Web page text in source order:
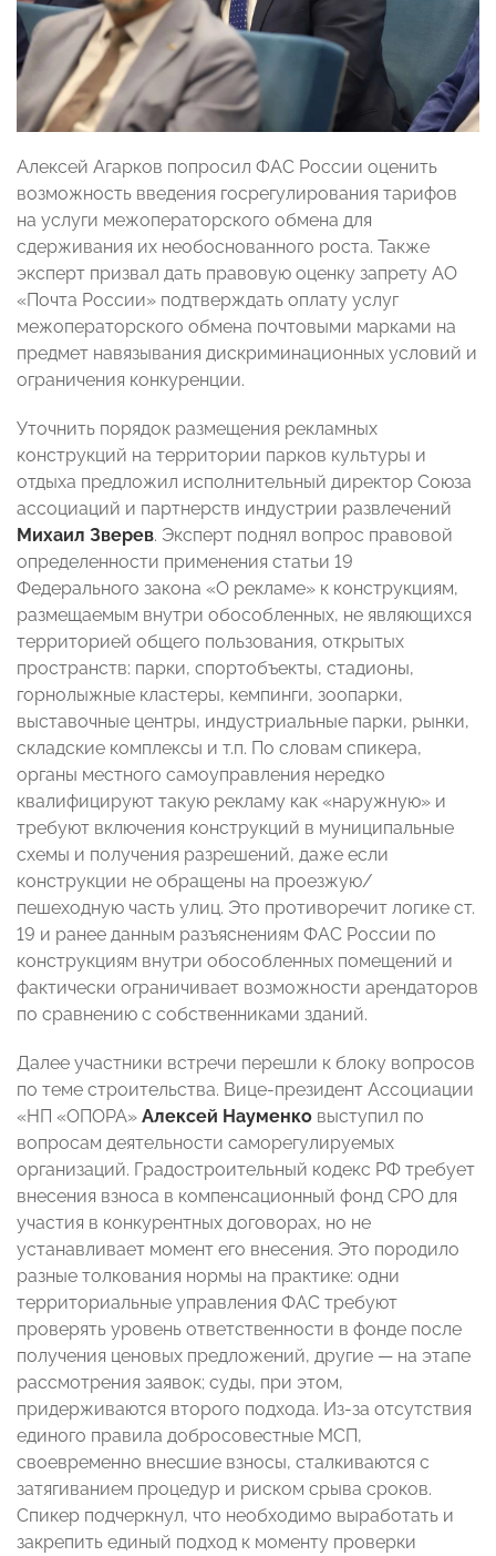
Алексей Агарков попросил ФАС России оценить
возможность введения госрегулирования тарифов
на услуги межоператорского обмена для
сдерживания их необоснованного роста. Также
эксперт призвал дать правовую оценку запрету АО
«Почта России» подтверждать оплату услуг
межоператорского обмена почтовыми марками на
предмет навязывания дискриминационных условий и
ограничения конкуренции.
Уточнить порядок размещения рекламных
конструкций на территории парков культуры и
отдыха предложил исполнительный директор Союза
ассоциаций и партнерств индустрии развлечений
Михаил Зверев. Эксперт поднял вопрос правовой
определенности применения статьи 19
Федерального закона «О рекламе» к конструкциям,
размещаемым внутри обособленных, не являющихся
территорией общего пользования, открытых
пространств: парки, спортобъекты, стадионы,
горнолыжные кластеры, кемпинги, зоопарки,
выставочные центры, индустриальные парки, рынки,
складские комплексы и т.п. По словам спикера,
органы местного самоуправления нередко
квалифицируют такую рекламу как «наружную» и
требуют включения конструкций в муниципальные
схемы и получения разрешений, даже если
конструкции не обращены на проезжую/
пешеходную часть улиц. Это противоречит логике ст.
19 и ранее данным разъяснениям ФАС России по
конструкциям внутри обособленных помещений и
фактически ограничивает возможности арендаторов
по сравнению с собственниками зданий.
Далее участники встречи перешли к блоку вопросов
по теме строительства. Вице‑президент Ассоциации
«НП «ОПОРА» Алексей Науменко выступил по
вопросам деятельности саморегулируемых
организаций. Градостроительный кодекс РФ требует
внесения взноса в компенсационный фонд СРО для
участия в конкурентных договорах, но не
устанавливает момент его внесения. Это породило
разные толкования нормы на практике: одни
территориальные управления ФАС требуют
проверять уровень ответственности в фонде после
получения ценовых предложений, другие — на этапе
рассмотрения заявок; суды, при этом,
придерживаются второго подхода. Из‑за отсутствия
единого правила добросовестные МСП,
своевременно внесшие взносы, сталкиваются с
затягиванием процедур и риском срыва сроков.
Спикер подчеркнул, что необходимо выработать и
закрепить единый подход к моменту проверки